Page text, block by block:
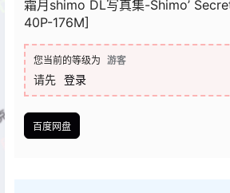
霜月shimo DL写真集-Shimo’
40P-176M]
您当前的等级为 游客
请先 登录
百度网盘